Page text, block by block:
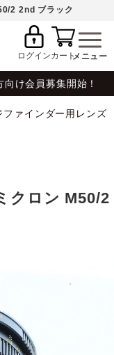
2 2nd ブラック
ログインカート
け会員募集開始！
ファインダー用レンズ
クロン M50/2